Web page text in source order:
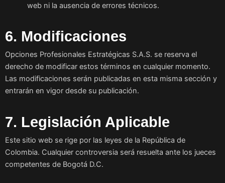
web ni la ausencia de errores técnicos.
6. Modificaciones
Opciones Profesionales Estratégicas S.A.S. se reserva el
derecho de modificar estos términos en cualquier momento.
Las modificaciones serán publicadas en esta misma sección y
entrarán en vigor desde su publicación.
7. Legislación Aplicable
Este sitio web se rige por las leyes de la República de
Colombia. Cualquier controversia será resuelta ante los jueces
competentes de Bogotá D.C.